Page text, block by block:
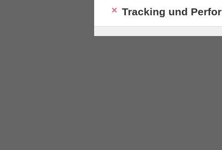
Tracking und